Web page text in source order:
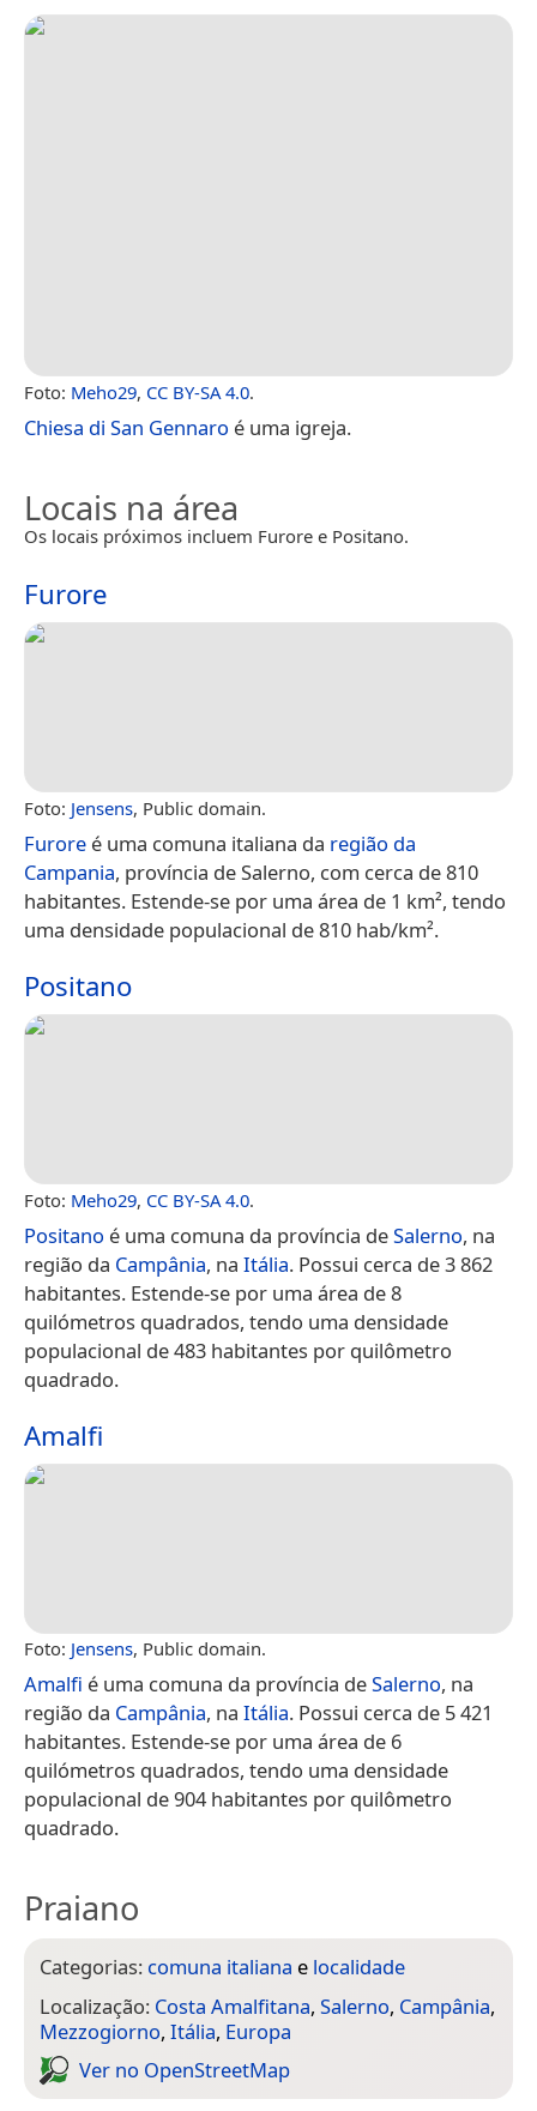
Foto: Meho29, CC BY-SA 4.0.
Chiesa di San Gennaro é uma igreja.
Locais na área
Os locais próximos incluem Furore e Positano.
Furore
Foto: Jensens, Public domain.
Furore é uma comuna italiana da região da
Campania, província de Salerno, com cerca de 810
habitantes. Estende-se por uma área de 1 km², tendo
uma densidade populacional de 810 hab/km².
Positano
Foto: Meho29, CC BY-SA 4.0.
Positano é uma comuna da província deSalerno, na
região da Campânia, na Itália. Possui cerca de 3 862
habitantes. Estende-se por uma área de 8
quilómetros quadrados, tendo uma densidade
populacional de 483 habitantes por quilômetro
quadrado.
Amalfi
Foto: Jensens, Public domain.
Amalfi é uma comuna da província deSalerno, na
região da Campânia, na Itália. Possui cerca de 5 421
habitantes. Estende-se por uma área de 6
quilómetros quadrados, tendo uma densidade
populacional de 904 habitantes por quilômetro
quadrado.
Praiano
Categorias: comuna italiana e localidade
Localização: Costa Amalfitana, Salerno, Campânia,
Mezzogiorno, Itália, Europa
Ver no Open­Street­Map